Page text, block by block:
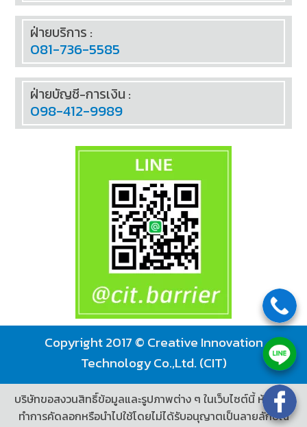
SOCIAL TALK:
FOLLOW US:
ฝ่ายบริการ :
081-736-5585
ฝ่ายบัญชี-การเงิน :
098-412-9989
Copyright 2017 © Creative Innovation
Technology Co.,Ltd. (CIT)
บริษัทขอสงวนสิทธิ์ข้อมูลและรูปภาพต่าง ๆ ในเว็บไซต์นี้ ห้ามมิให้
ทำการคัดลอกหรือนำไปใช้โดยไม่ได้รับอนุญาตเป็นลายลักษณ์